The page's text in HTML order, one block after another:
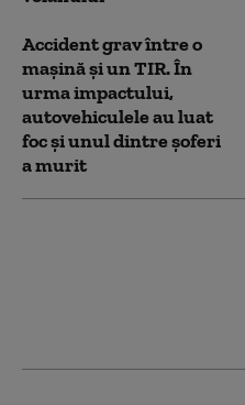
Accident grav între o
mașină și un TIR. În
urma impactului,
autovehiculele au luat
foc și unul dintre șoferi
a murit